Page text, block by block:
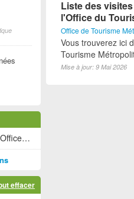
Liste des
l'Office du
Office de Tourisme
Vous trouverez ici
Tourisme
Mise à jour: 9 Mai 2026
Office de Tourisme Métropol... (1)
effacer